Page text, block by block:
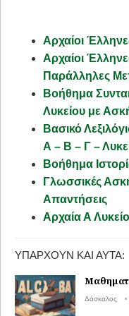
Αρχαίοι
Αρχαίοι
Παράλληλες
Βοήθημα
Λυκείου με
Βασικό
Α – Β – Γ –
Βοήθημα
Γλωσσικές
Απαντήσεις
Αρχαία Α
ΥΠΆΡΧΟΥΝ ΚΑΙ ΑΥΤΆ:
Δάσκαλος